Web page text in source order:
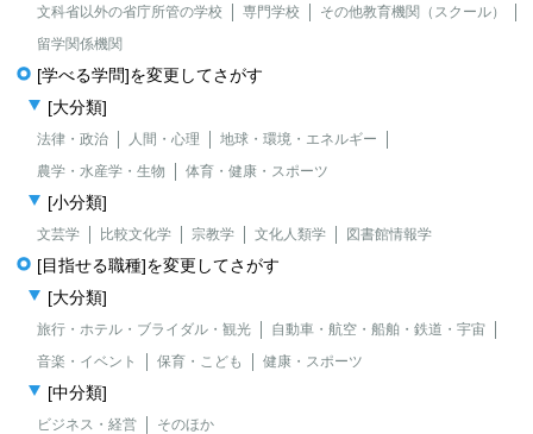
文科省以外の省庁所管の学校
専門学校
その他教育機関（スクール）
留学関係機関
[学べる学問]を変更してさがす
[大分類]
法律・政治 人間・心理
地球・環境・エネルギー
農学・水産学・生物
体育・健康・スポーツ
[小分類]
文芸学 比較文化学 宗教学 文化人類学 図書館情報学
[目指せる職種]を変更してさがす
[大分類]
旅行・ホテル・ブライダル・観光
自動車・航空・船舶・鉄道・宇宙
音楽・イベント
保育・こども 健康・スポーツ
[中分類]
ビジネス・経営 そのほか